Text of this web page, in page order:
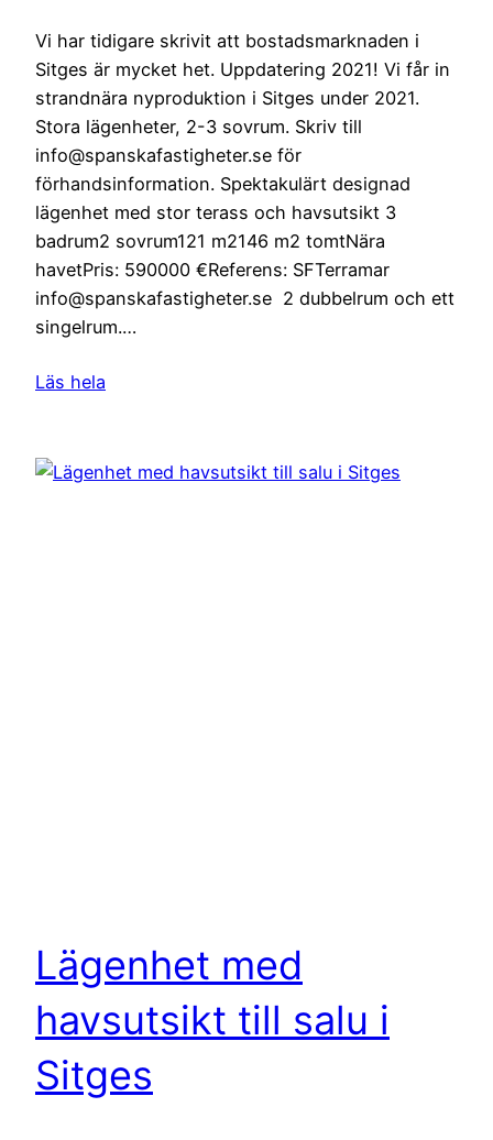
Vi har tidigare skrivit att bostadsmarknaden i
Sitges är mycket het. Uppdatering 2021! Vi får in
strandnära nyproduktion i Sitges under 2021.
Stora lägenheter, 2-3 sovrum. Skriv till
info@spanskafastigheter.se för
förhandsinformation. Spektakulärt designad
lägenhet med stor terass och havsutsikt 3
badrum2 sovrum121 m2146 m2 tomtNära
havetPris: 590000 €Referens: SFTerramar
info@spanskafastigheter.se 2 dubbelrum och ett
singelrum.…
Läs hela
Lägenhet med
havsutsikt till salu i
Sitges